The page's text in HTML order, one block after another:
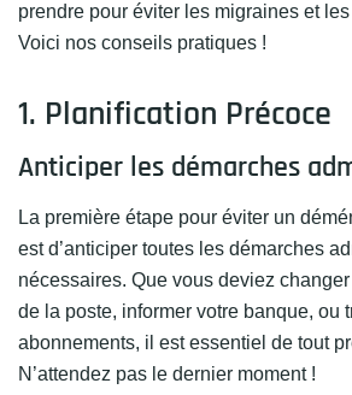
prendre pour éviter les migraines et
Voici nos conseils pratiques !
1. Planification Précoce
Anticiper les démarches
La première étape pour éviter un
est d’anticiper toutes les démarches
nécessaires. Que vous deviez
de la poste, informer votre banque, ou
abonnements, il est essentiel de tout
N’attendez pas le dernier moment !